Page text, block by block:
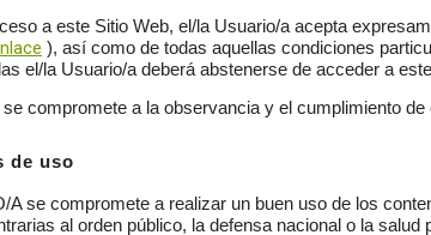
a este Sitio Web, el/la Usuario/a acepta
), así como de todas aquellas condiciones
el/la Usuario/a deberá abstenerse de acceder a
se compromete a la observancia y el cumplimiento
de uso
A se compromete a realizar un buen uso de los
al orden público, la defensa nacional o la salud